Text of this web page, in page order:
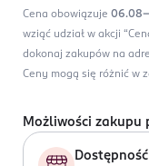
Cena obowiązuje 06.08-
wziąć udział w akcji
dokonaj zakupów na
Ceny mogą się różnić w
Możliwości zakupu